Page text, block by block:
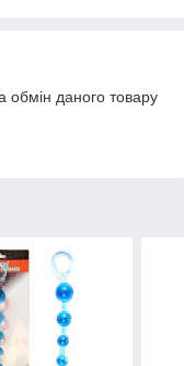
даного товару